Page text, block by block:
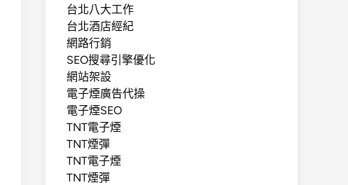
台北八大工作
台北酒店經紀
網路行銷
SEO搜尋引擎優化
網站架設
電子煙廣告代操
電子煙SEO
TNT電子煙
TNT煙彈
TNT電子煙
TNT煙彈